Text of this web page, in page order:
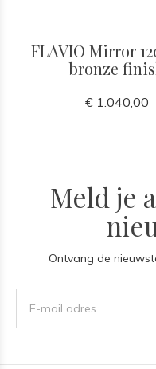
FLAVIO Mirror
bronze
€ 1.040,00
Meld je
Ontvang de